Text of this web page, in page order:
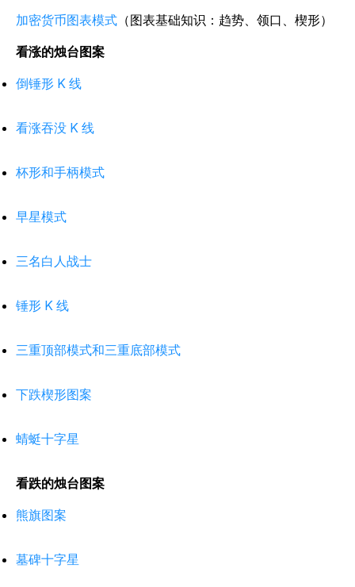
加密货币图表模式 （图表基础知识：趋势、领口、楔形）
看涨的烛台图案
倒锤形 K 线
看涨吞没 K 线
杯形和手柄模式
早星模式
三名白人战士
锤形 K 线
三重顶部模式和三重底部模式
下跌楔形图案
蜻蜓十字星
看跌的烛台图案
熊旗图案
墓碑十字星